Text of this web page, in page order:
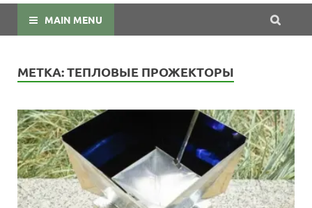
MAIN MENU
МЕТКА:ТЕПЛОВЫЕ ПРОЖЕКТОРЫ